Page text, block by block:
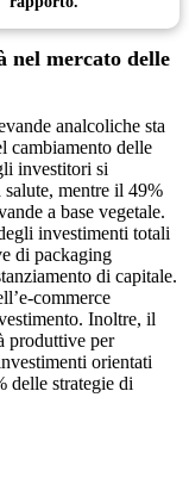
nel mercato delle
analcoliche sta
cambiamento delle
investitori si
salute, mentre il 49%
a base vegetale.
investimenti totali
di packaging
di capitale.
commerce
Inoltre, il
produttive per
orientati
delle strategie di